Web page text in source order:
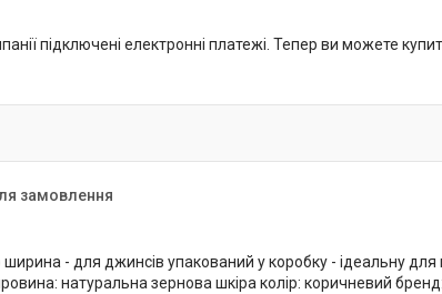
підключені електронні платежі. Тепер ви можете
замовлення
- для джинсів упакований у коробку - ідеальну для
натуральна зернова шкіра колір: коричневий